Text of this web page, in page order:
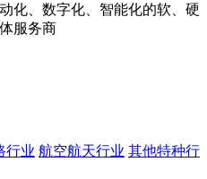
化、数字化、智能化的软、硬
服务商
行业 航空航天行业 其他特种行